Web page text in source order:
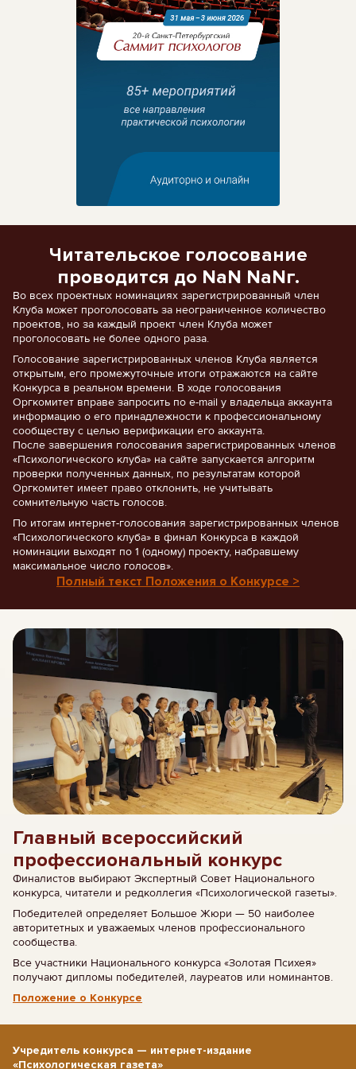
Читательское голосование
проводится до NaN NaNг.
Во всех проектных номинациях зарегистрированный член
Клуба может проголосовать за неограниченное количество
проектов, но за каждый проект член Клуба может
проголосовать не более одного раза.
Голосование зарегистрированных членов Клуба является
открытым, его промежуточные итоги отражаются на сайте
Конкурса в реальном времени. В ходе голосования
Оргкомитет вправе запросить по e-mail у владельца аккаунта
информацию о его принадлежности к профессиональному
сообществу с целью верификации его аккаунта.
После завершения голосования зарегистрированных членов
«Психологического клуба» на сайте запускается алгоритм
проверки полученных данных, по результатам которой
Оргкомитет имеет право отклонить, не учитывать
сомнительную часть голосов.
По итогам интернет-голосования зарегистрированных членов
«Психологического клуба» в финал Конкурса в каждой
номинации выходят по 1 (одному) проекту, набравшему
максимальное число голосов».
Полный текст Положения о Конкурсе >
Главный всероссийский
профессиональный конкурс
Финалистов выбирают Экспертный Совет Национального
конкурса, читатели и редколлегия «Психологической газеты».
Победителей определяет Большое Жюри — 50 наиболее
авторитетных и уважаемых членов профессионального
сообщества.
Все участники Национального конкурса «Золотая Психея»
получают дипломы победителей, лауреатов или номинантов.
Положение о Конкурсе
Учредитель конкурса — интернет-издание
«Психологическая газета»